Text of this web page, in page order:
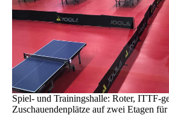
Spiel- und Trainingshalle: Roter, ITTF-
Zuschauendenplätze auf zwei Etagen